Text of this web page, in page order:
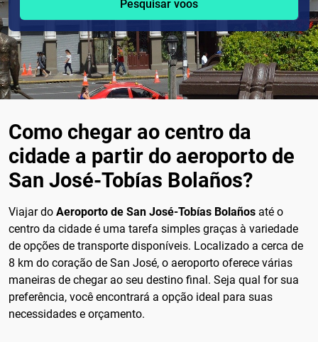
Pesquisar voos
Como chegar ao centro da
cidade a partir do aeroporto de
San José-Tobías Bolaños?
Viajar do Aeroporto de San José-Tobías Bolaños até o
centro da cidade é uma tarefa simples graças à variedade
de opções de transporte disponíveis. Localizado a cerca de
8 km do coração de San José, o aeroporto oferece várias
maneiras de chegar ao seu destino final. Seja qual for sua
preferência, você encontrará a opção ideal para suas
necessidades e orçamento.